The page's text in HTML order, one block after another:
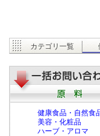
カテゴリ一覧
健康食品・自然食
美容・化粧品
ハーブ・アロマ